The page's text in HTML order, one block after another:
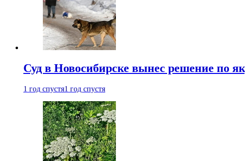
Суд в Новосибирске вынес решение по
1 год спустя1 год спустя